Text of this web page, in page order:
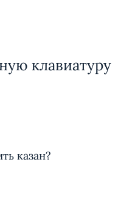
клавиатуру
казан?